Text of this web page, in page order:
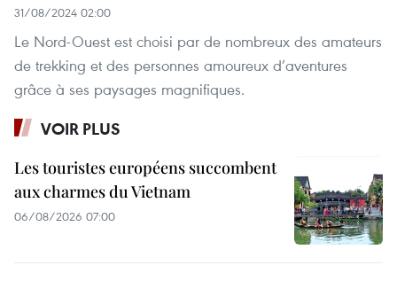
31/08/2024 02:00
Le Nord-Ouest est choisi par de nombreux des amateurs
de trekking et des personnes amoureux d’aventures
grâce à ses paysages magnifiques.
VOIR PLUS
Les touristes européens succombent
aux charmes du Vietnam
06/08/2026 07:00